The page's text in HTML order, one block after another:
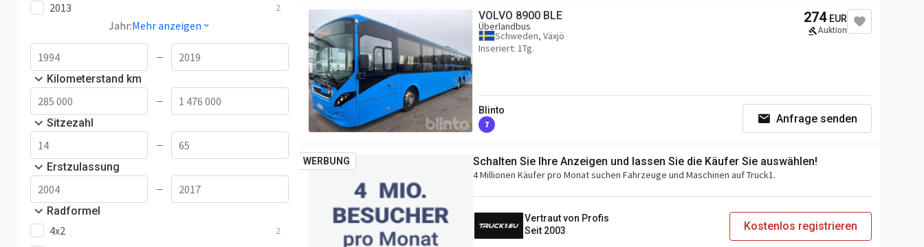
2013 2
Jahr:Mehr anzeigen
—
Kilometerstand km
—
Sitzezahl
—
Erstzulassung
—
Radformel
4x2 2
Leistung
321 P.S.
Getriebe
Automatikgetriebe
Fahrgestell/Federung
Federung luft
Kabine
VOLVO 8900 BLE
Überlandbus
Schweden, Växjö
Inseriert: 1Tg.
274 EUR
Auktion
Blinto
7 Anfrage senden
WERBUNG Schalten Sie Ihre Anzeigen und lassen Sie die Käufer Sie auswählen!
4 Millionen Käufer pro Monat suchen Fahrzeuge und Maschinen auf Truck1.
Vertraut von Profis
Seit 2003
Kostenlos registrieren